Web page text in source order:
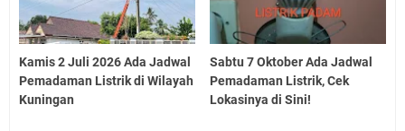
Kamis 2 Juli 2026 Ada Jadwal
Pemadaman Listrik di Wilayah
Kuningan
Sabtu 7 Oktober Ada Jadwal
Pemadaman Listrik, Cek
Lokasinya di Sini!